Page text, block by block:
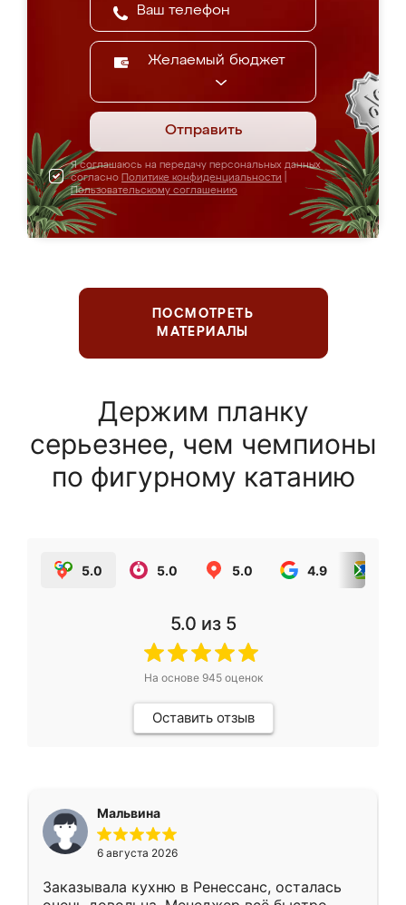
Желаемый бюджет
Отправить
Я соглашаюсь на передачу персональных данных
согласно Политике конфиденциальности
Пользовательскому соглашению
ПОСМОТРЕТЬ
МАТЕРИАЛЫ
Держим планку
серьезнее, чем чемпионы
по фигурному катанию
5.0 5.0 5.0 4.9
5.0 из 5
На основе 945оценок
Оставить отзыв
Мальвина
6 августа 2026
Заказывала кухню в Ренессанс, осталась